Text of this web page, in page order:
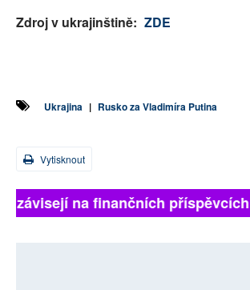
Zdroj v ukrajinštině: ZDE
Ukrajina | Rusko za Vladimíra Putina
Vytisknout
závisejí na finančních příspěvcích